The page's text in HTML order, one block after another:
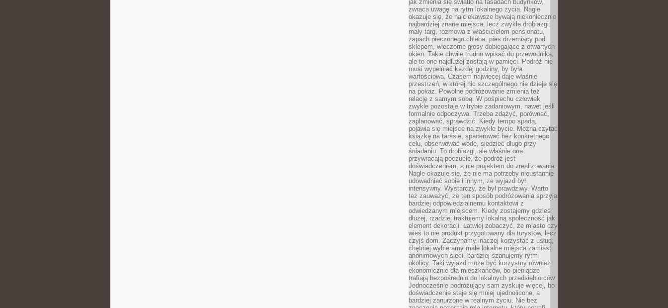
jak zmienia się światło na fasadach budynków,
zwraca uwagę na rytm lokalnego życia. Nagle
okazuje się, że najciekawsze bywają niekoniecznie
najbardziej znane miejsca, lecz zwykłe drobiazgi:
mały targ, rozmowa z właścicielem pensjonatu,
zapach pieczonego chleba, pies drzemiący pod
sklepem, wieczorne głosy dobiegające z otwartych
okien. Takie chwile trudno wpisać do przewodnika,
ale to one najdłużej zostają w pamięci. Podróż nie
musi wypełniać każdej godziny, by była
wartościowa. Czasem najwięcej daje właśnie
przestrzeń, w której nic szczególnego nie dzieje się
na pokaz. Powolne podróżowanie zmienia też
relację z samym sobą. W pośpiechu człowiek
zwykle pozostaje w trybie zadaniowym, nawet jeśli
formalnie odpoczywa. Trzeba zdążyć, porównać,
zaplanować, sprawdzić. Kiedy tempo spada,
pojawia się miejsce na zwykłe bycie. Można czytać
książkę na tarasie, spacerować bez konkretnego
celu, obserwować wodę, siedzieć długo przy
śniadaniu. To drobiazgi, ale właśnie one
przywracają poczucie, że podróż jest
doświadczeniem, a nie projektem do zrealizowania.
Nagle okazuje się, że nie ma potrzeby nieustannie
udowadniać sobie i innym, że wyjazd był
intensywny. Wystarczy, że był prawdziwy. Warto
też zauważyć, że ten sposób podróżowania sprzyja
bardziej odpowiedzialnemu kontaktowi z
odwiedzanym miejscem. Kiedy zostajemy gdzieś
dłużej, rzadziej traktujemy lokalną społeczność jak
element dekoracji. Łatwiej zobaczyć, że miasto czy
wieś to nie produkt przygotowany dla turystów, lecz
czyjś dom. Zaczynamy inaczej korzystać z usług,
chętniej wybieramy małe lokalne miejsca zamiast
anonimowych sieci, bardziej szanujemy rytm
okolicy. Taki wyjazd może być korzystny również
ekonomicznie dla mieszkańców, bo pieniądze
trafiają bezpośrednio do lokalnych przedsiębiorców.
Jednocześnie podróżujący sam zyskuje więcej, bo
doświadczenie staje się mniej ujednolicone, a
bardziej zanurzone w realnym życiu. Nie bez